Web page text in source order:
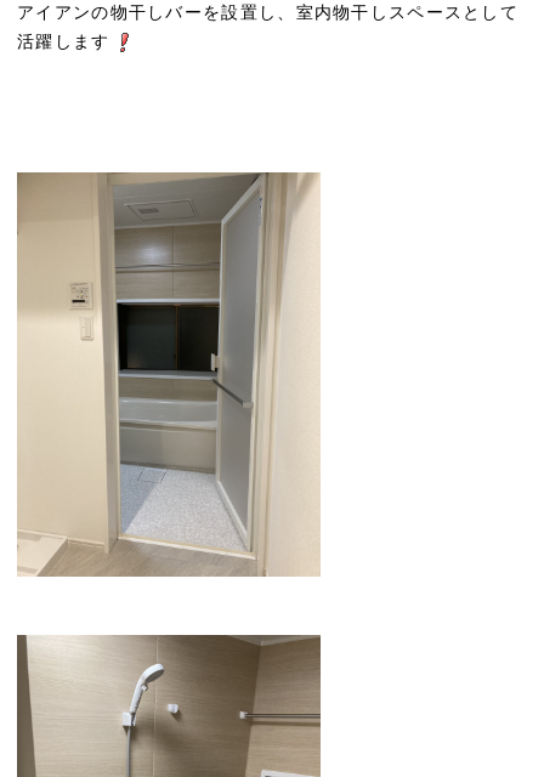
アイアンの物干しバーを設置し、室内物干しスペースとして
活躍します